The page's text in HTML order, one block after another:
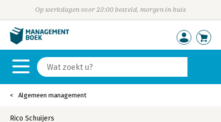
Op werkdagen voor 23:00 besteld, morgen in huis
Algemeen management
Rico Schuijers